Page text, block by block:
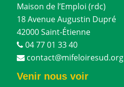
Maison de l’Emploi (rdc)
18 Avenue Augustin Dupré
42000 Saint-Étienne
04 77 01 33 40
contact@mifeloiresud.org
Venir nous voir